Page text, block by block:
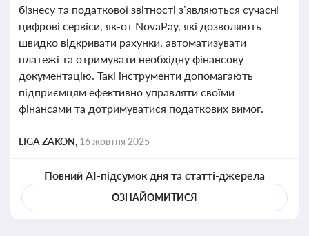
бізнесу та податкової звітності з’являються сучасні
цифрові сервіси, як-от NovaPay, які дозволяють
швидко відкривати рахунки, автоматизувати
платежі та отримувати необхідну фінансову
документацію. Такі інструменти допомагають
підприємцям ефективно управляти своїми
фінансами та дотримуватися податкових вимог.
LIGA ZAKON, 16 жовтня 2025
Повний AI-підсумок дня та статті-джерела
ОЗНАЙОМИТИСЯ